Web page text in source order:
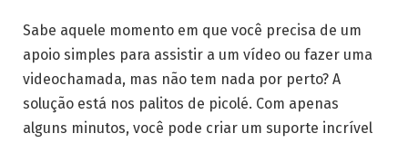
Sabe aquele momento em que você precisa de um
apoio simples para assistir a um vídeo ou fazer uma
videochamada, mas não tem nada por perto? A
solução está nos palitos de picolé. Com apenas
alguns minutos, você pode criar um suporte incrível